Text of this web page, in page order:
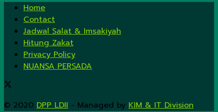
Home
Contact
Jadwal Salat & Imsakiyah
Hitung Zakat
Privacy Policy
NUANSA PERSADA
© 2020 DPP LDII - Managed by KIM & IT Division.